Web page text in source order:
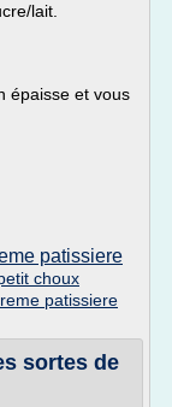
lait.
épaisse et vous
patissiere
choux
patissiere
sortes de